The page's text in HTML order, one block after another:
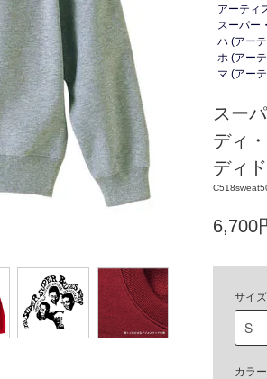
アーティ
スーパー
ハ (アー
ホ (アー
マ (アー
スー
ディ
ディ
6,700
サイズ
カラー